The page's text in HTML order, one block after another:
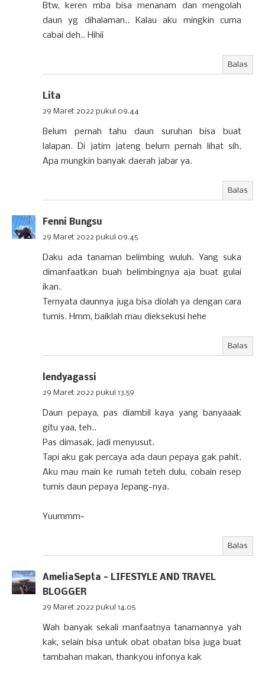
Btw, keren mba bisa menanam dan mengolah
daun yg dihalaman.. Kalau aku mingkin cuma
cabai deh.. Hihii
Balas
Lita
29 Maret 2022 pukul 09.44
Belum pernah tahu daun suruhan bisa buat
lalapan. Di jatim jateng belum pernah lihat sih.
Apa mungkin banyak daerah jabar ya.
Balas
Fenni Bungsu
29 Maret 2022 pukul 09.45
Daku ada tanaman belimbing wuluh. Yang suka
dimanfaatkan buah belimbingnya aja buat gulai
ikan.
Ternyata daunnya juga bisa diolah ya dengan cara
tumis. Hmm, baiklah mau dieksekusi hehe
Balas
lendyagassi
29 Maret 2022 pukul 13.59
Daun pepaya, pas diambil kaya yang banyaaak
gitu yaa, teh..
Pas dimasak, jadi menyusut.
Tapi aku gak percaya ada daun pepaya gak pahit.
Aku mau main ke rumah teteh dulu, cobain resep
tumis daun pepaya Jepang-nya.
Yuummm~
Balas
AmeliaSepta - LIFESTYLE AND TRAVEL
BLOGGER
29 Maret 2022 pukul 14.05
Wah banyak sekali manfaatnya tanamannya yah
kak, selain bisa untuk obat obatan bisa juga buat
tambahan makan, thankyou infonya kak